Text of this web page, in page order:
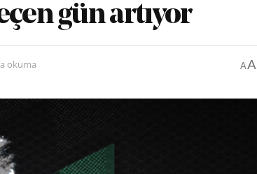
gün artıyor
okuma AA